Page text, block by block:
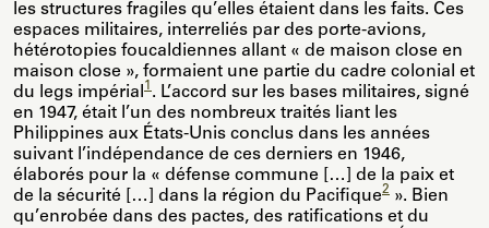
les structures fragiles qu’elles étaient dans les faits. Ces
espaces militaires, interreliés par des porte-avions,
hétérotopies foucaldiennes allant « de maison close en
maison close », formaient une partie du cadre colonial et
du legs impérial 1 . L’accord sur les bases militaires, signé
en 1947, était l’un des nombreux traités liant les
Philippines aux États-Unis conclus dans les années
suivant l’indépendance de ces derniers en 1946,
élaborés pour la « défense commune […] de la paix et
de la sécurité […] dans la région du Pacifique2 ». Bien
qu’enrobée dans des pactes, des ratifications et du